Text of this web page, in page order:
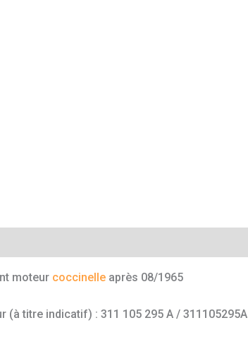
moteur coccinelleaprès 08/1965
(à titre indicatif) : 311 105 295 A / 311105295A